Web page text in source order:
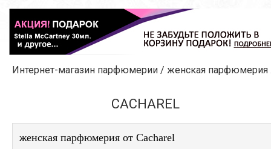
МУЖСКИЕ НАБОРЫ
УНИСЕКС НАБОРЫ
УХОД ЗА ЛИЦОМ
УХОД ЗА ТЕЛОМ
ДЕКОРАТИВНАЯ КОСМЕТИКА
Интернет-магазин парфюмерии / женская парфюмерия
CACHAREL
женская парфюмерия от Cacharel